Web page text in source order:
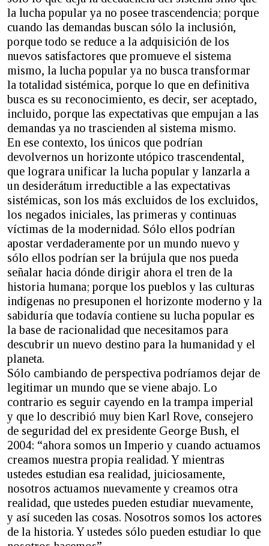
la lucha popular ya no posee trascendencia; porque
cuando las demandas buscan sólo la inclusión,
porque todo se reduce a la adquisición de los
nuevos satisfactores que promueve el sistema
mismo, la lucha popular ya no busca transformar
la totalidad sistémica, porque lo que en definitiva
busca es su reconocimiento, es decir, ser aceptado,
incluido, porque las expectativas que empujan a las
demandas ya no trascienden al sistema mismo.
En ese contexto, los únicos que podrían
devolvernos un horizonte utópico trascendental,
que lograra unificar la lucha popular y lanzarla a
un desiderátum irreductible a las expectativas
sistémicas, son los más excluidos de los excluidos,
los negados iniciales, las primeras y continuas
víctimas de la modernidad. Sólo ellos podrían
apostar verdaderamente por un mundo nuevo y
sólo ellos podrían ser la brújula que nos pueda
señalar hacia dónde dirigir ahora el tren de la
historia humana; porque los pueblos y las culturas
indígenas no presuponen el horizonte moderno y la
sabiduría que todavía contiene su lucha popular es
la base de racionalidad que necesitamos para
descubrir un nuevo destino para la humanidad y el
planeta.
Sólo cambiando de perspectiva podríamos dejar de
legitimar un mundo que se viene abajo. Lo
contrario es seguir cayendo en la trampa imperial
y que lo describió muy bien Karl Rove, consejero
de seguridad del ex presidente George Bush, el
2004: “ahora somos un Imperio y cuando actuamos
creamos nuestra propia realidad. Y mientras
ustedes estudian esa realidad, juiciosamente,
nosotros actuamos nuevamente y creamos otra
realidad, que ustedes pueden estudiar nuevamente,
y así suceden las cosas. Nosotros somos los actores
de la historia. Y ustedes sólo pueden estudiar lo que